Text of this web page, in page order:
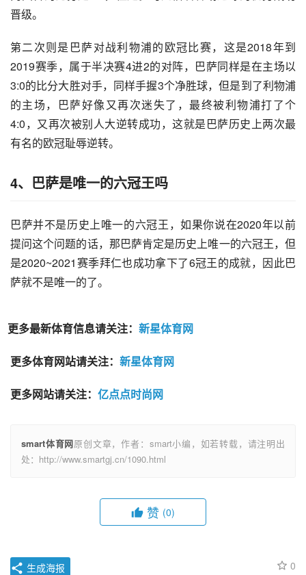
晋级。
第二次则是巴萨对战利物浦的欧冠比赛，这是2018年到
2019赛季，属于半决赛4进2的对阵，巴萨同样是在主场以
3:0的比分大胜对手，同样手握3个净胜球，但是到了利物浦
的主场，巴萨好像又再次迷失了，最终被利物浦打了个
4:0，又再次被别人大逆转成功，这就是巴萨历史上两次最
有名的欧冠耻辱逆转。
4、巴萨是唯一的六冠王吗
巴萨并不是历史上唯一的六冠王，如果你说在2020年以前
提问这个问题的话，那巴萨肯定是历史上唯一的六冠王，但
是2020~2021赛季拜仁也成功拿下了6冠王的成就，因此巴
萨就不是唯一的了。
更多最新体育信息请关注： 新星体育网
更多体育网站请关注： 新星体育网
更多网站请关注： 亿点点时尚网
smart体育网原创文章，作者：smart小编，如若转载，请注明出
处：http://www.smartgj.cn/1090.html
赞 (0)
0
生成海报